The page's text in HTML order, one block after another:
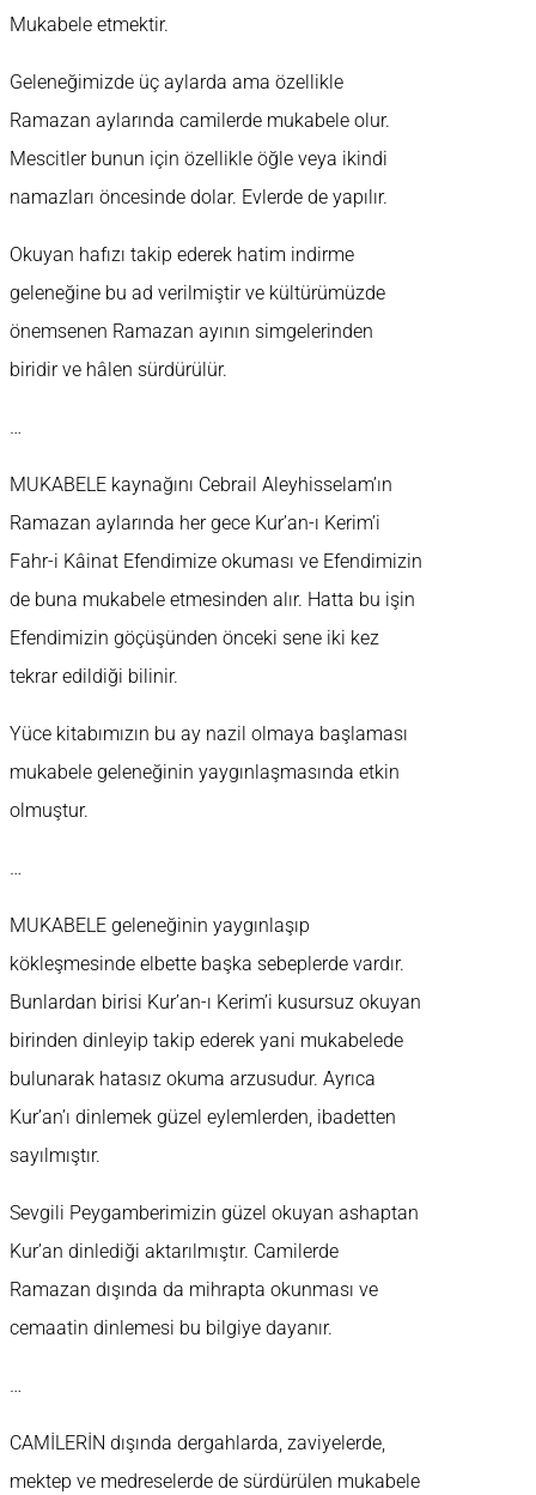
Mukabele etmektir.
Geleneğimizde üç aylarda ama özellikle
Ramazan aylarında camilerde mukabele olur.
Mescitler bunun için özellikle öğle veya ikindi
namazları öncesinde dolar. Evlerde de yapılır.
Okuyan hafızı takip ederek hatim indirme
geleneğine bu ad verilmiştir ve kültürümüzde
önemsenen Ramazan ayının simgelerinden
biridir ve hâlen sürdürülür.
…
MUKABELE kaynağını Cebrail Aleyhisselam’ın
Ramazan aylarında her gece Kur’an-ı Kerim’i
Fahr-i Kâinat Efendimize okuması ve Efendimizin
de buna mukabele etmesinden alır. Hatta bu işin
Efendimizin göçüşünden önceki sene iki kez
tekrar edildiği bilinir.
Yüce kitabımızın bu ay nazil olmaya başlaması
mukabele geleneğinin yaygınlaşmasında etkin
olmuştur.
…
MUKABELE geleneğinin yaygınlaşıp
kökleşmesinde elbette başka sebeplerde vardır.
Bunlardan birisi Kur’an-ı Kerim’i kusursuz okuyan
birinden dinleyip takip ederek yani mukabelede
bulunarak hatasız okuma arzusudur. Ayrıca
Kur’an’ı dinlemek güzel eylemlerden, ibadetten
sayılmıştır.
Sevgili Peygamberimizin güzel okuyan ashaptan
Kur’an dinlediği aktarılmıştır. Camilerde
Ramazan dışında da mihrapta okunması ve
cemaatin dinlemesi bu bilgiye dayanır.
…
CAMİLERİN dışında dergahlarda, zaviyelerde,
mektep ve medreselerde de sürdürülen mukabele